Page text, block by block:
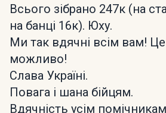
Всього зібрано 247к (на
на банці 16к). Юху.
Ми так вдячні всім вам!
можливо!
Слава Україні.
Повага і шана бійцям.
Вдячність усім